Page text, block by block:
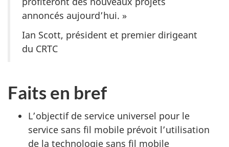
annoncés aujourd’hui. »
Ian Scott, président et premier dirigeant
du CRTC
Faits en bref
L’objectif de service universel pour le
service sans fil mobile prévoit l’utilisation
de la technologie sans fil mobile